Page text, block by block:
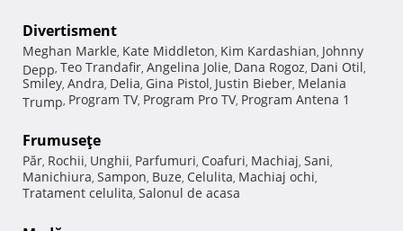
Divertisment
Meghan Markle, Kate Middleton, Kim Kardashian, Johnny
Depp, Teo Trandafir, Angelina Jolie, Dana Rogoz, Dani Otil,
Smiley, Andra, Delia, Gina Pistol, Justin Bieber, Melania
Trump, Program TV, Program Pro TV, Program Antena 1
Frumuseţe
Păr, Rochii, Unghii, Parfumuri, Coafuri, Machiaj, Sani,
Manichiura, Sampon, Buze, Celulita, Machiaj ochi,
Tratament celulita, Salonul de acasa